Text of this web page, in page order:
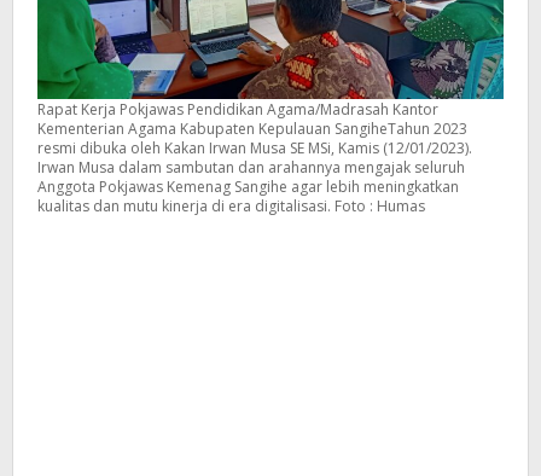
Rapat Kerja Pokjawas Pendidikan Agama/Madrasah Kantor
Kementerian Agama Kabupaten Kepulauan SangiheTahun 2023
resmi dibuka oleh Kakan Irwan Musa SE MSi, Kamis (12/01/2023).
Irwan Musa dalam sambutan dan arahannya mengajak seluruh
Anggota Pokjawas Kemenag Sangihe agar lebih meningkatkan
kualitas dan mutu kinerja di era digitalisasi. Foto : Humas